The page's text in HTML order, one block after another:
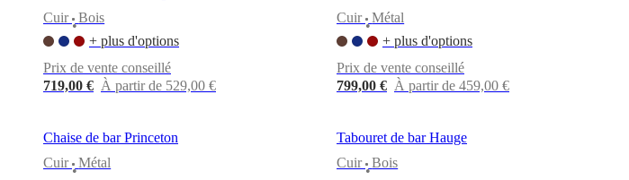
Mobiliers
d'expositionPièces
Salles
mangerChambresAménagements
Helena
ChristensenInspiration
Cuir
•
Bois
+ plus d'options
Prix de vente conseillé
719,00 € À partir de 529,00 €
Cuir
•
Métal
+ plus d'options
Prix de vente conseillé
799,00 € À partir de 459,00 €
Chaise de bar Princeton
Cuir
•
Métal
Tabouret de bar Hauge
Cuir
•
Bois